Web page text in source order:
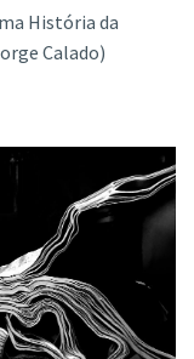
História da
Calado)